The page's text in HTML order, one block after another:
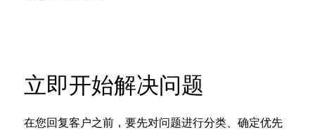
立即开始解决问题
在您回复客户之前，要先对问题进行分类、确定优先